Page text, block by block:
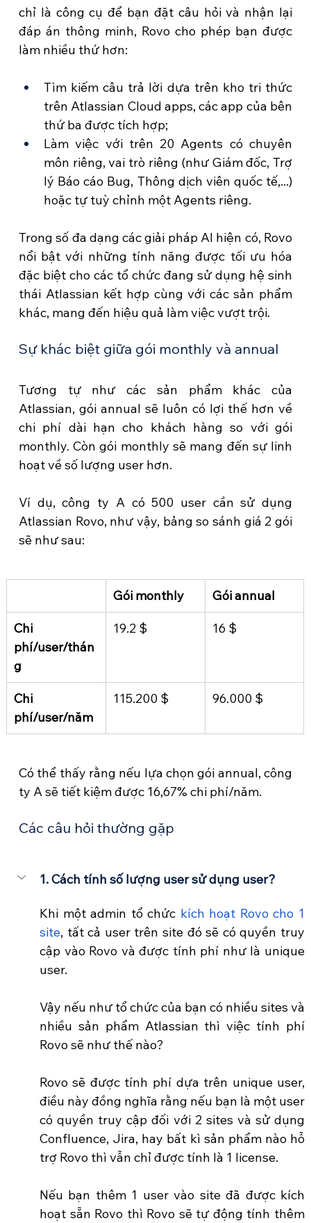
chỉ là công cụ để bạn đặt câu hỏi và nhận lại
đáp án thông minh, Rovo cho phép bạn được
làm nhiều thứ hơn:
Tìm kiếm câu trả lời dựa trên kho tri thức
trên Atlassian Cloud apps, các app của bên
thứ ba được tích hợp;
Làm việc với trên 20 Agents có chuyên
môn riêng, vai trò riêng (như Giám đốc, Trợ
lý Báo cáo Bug, Thông dịch viên quốc tế,...)
hoặc tự tuỳ chỉnh một Agents riêng.
Trong số đa dạng các giải pháp AI hiện có, Rovo
nổi bật với những tính năng được tối ưu hóa
đặc biệt cho các tổ chức đang sử dụng hệ sinh
thái Atlassian kết hợp cùng với các sản phẩm
khác, mang đến hiệu quả làm việc vượt trội.
Sự khác biệt giữa gói monthly và annual
Tương tự như các sản phẩm khác của
Atlassian, gói annual sẽ luôn có lợi thế hơn về
chi phí dài hạn cho khách hàng so với gói
monthly. Còn gói monthly sẽ mang đến sự linh
hoạt về số lượng user hơn.
Ví dụ, công ty A có 500 user cần sử dụng
Atlassian Rovo, như vậy, bảng so sánh giá 2 gói
sẽ như sau:
Gói monthly Gói annual
Chi
phí/user/thán
g
19.2 $ 16 $
Chi
phí/user/năm
115.200 $ 96.000 $
Có thể thấy rằng nếu lựa chọn gói annual, công
ty A sẽ tiết kiệm được 16,67% chi phí/năm.
Các câu hỏi thường gặp
1. Cách tính số lượng user sử dụng user?
Khi một admin tổ chức kích hoạt Rovo cho 1
site, tất cả user trên site đó sẽ có quyền truy
cập vào Rovo và được tính phí như là unique
user.
Vậy nếu như tổ chức của bạn có nhiều sites và
nhiều sản phẩm Atlassian thì việc tính phí
Rovo sẽ như thế nào?
Rovo sẽ được tính phí dựa trên unique user,
điều này đồng nghĩa rằng nếu bạn là một user
có quyền truy cập đối với 2 sites và sử dụng
Confluence, Jira, hay bất kì sản phẩm nào hỗ
trợ Rovo thì vẫn chỉ được tính là 1 license.
Nếu bạn thêm 1 user vào site đã được kích
hoạt sẵn Rovo thì Rovo sẽ tự động tính thêm